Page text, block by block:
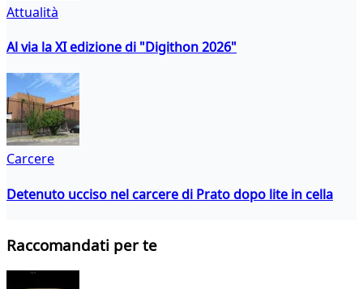
Attualità
Al via la XI edizione di "Digithon 2026"
Carcere
Detenuto ucciso nel carcere di Prato dopo lite in cella
Raccomandati per te